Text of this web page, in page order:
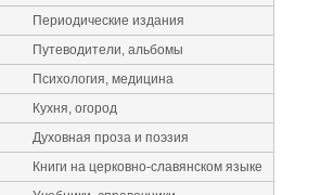
Периодические издания
Путеводители, альбомы
Психология, медицина
Кухня, огород
Духовная проза и поэзия
Книги на церковно-славянском языке